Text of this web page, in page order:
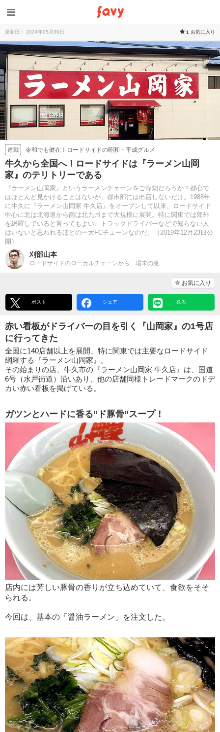
更新日： 2024年05月30日 1 お気に入り
連載 令和でも健在！ロードサイドの昭和・平成グルメ
牛久から全国へ！ロードサイドは『ラーメン山岡
家』のテリトリーである
『ラーメン山岡家』というラーメンチェーンをご存知だろうか？都心で
はほとんど見かけることはないが、都市部には出店しないだけ。1988年
に牛久に『ラーメン山岡家 牛久店』をオープンして以来、ロードサイド
中心に北は北海道から南は北九州まで大規模に展開。特に関東では郊外
を網羅していると言ってもよい、トラックドライバーなどで知らない人
はいないと思われるほどの一大FCチェーンなのだ。（2019年12月23日公
開）
刈部山本
ロードサイドのローカルチェーンから、場末の激...
お気に入り
ポスト シェア 送る
赤い看板がドライバーの目を引く『山岡家』の1号店
に行ってきた
全国に140店舗以上を展開、特に関東では主要なロードサイド
網羅する『ラーメン山岡家』。
その始まりの店、牛久市の『ラーメン山岡家 牛久店』は、国道
6号（水戸街道）沿いあり、他の店舗同様トレードマークのドデ
カい赤い看板を掲げている。
ガツンとハードに香る“ド豚骨”スープ！
店内には芳しい豚骨の香りが立ち込めていて、食欲をそそ
られる。
今回は、基本の「醤油ラーメン」を注文した。